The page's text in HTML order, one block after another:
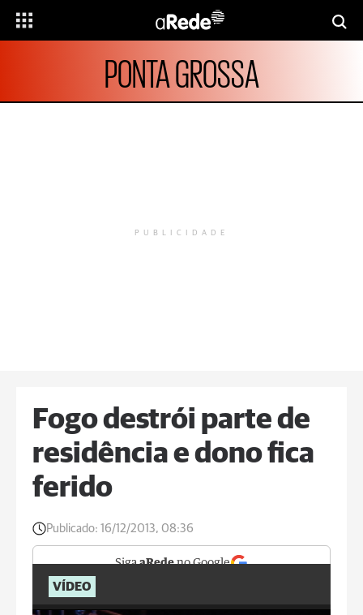
PONTA GROSSA
PUBLICIDADE
Fogo destrói parte de
residência e dono fica
ferido
Publicado: 16/12/2013, 08:36
SigaaRedeno Google
VÍDEO